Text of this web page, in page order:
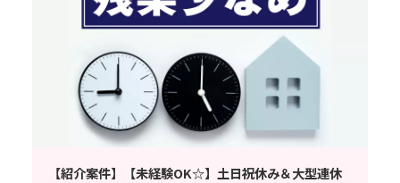
【紹介案件】【未経験OK☆】土日祝休み＆大型連休